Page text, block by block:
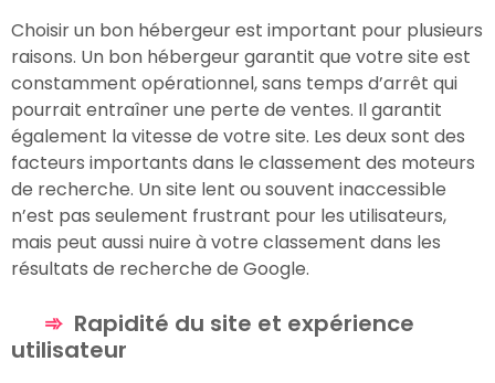
Choisir un bon hébergeur est important pour plusieurs
raisons. Un bon hébergeur garantit que votre site est
constamment opérationnel, sans temps d’arrêt qui
pourrait entraîner une perte de ventes. Il garantit
également la vitesse de votre site. Les deux sont des
facteurs importants dans le classement des moteurs
de recherche. Un site lent ou souvent inaccessible
n’est pas seulement frustrant pour les utilisateurs,
mais peut aussi nuire à votre classement dans les
résultats de recherche de Google.
Rapidité du site et expérience
utilisateur